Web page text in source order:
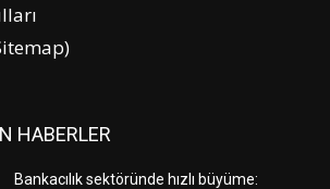
HABERLER
Bankacılık sektöründe hızlı büyüme: